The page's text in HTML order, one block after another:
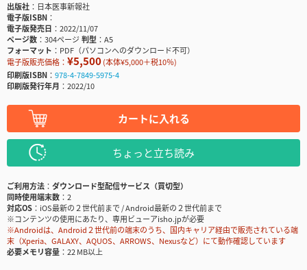
出版社
日本医事新報社
電子版ISBN
電子版発売日
2022/11/07
ページ数
304ページ判型
A5
フォーマット
PDF（パソコンへのダウンロード不可）
電子版販売価格： ¥5,500(本体¥5,000＋税10％)
印刷版ISBN
978-4-7849-5975-4
印刷版発行年月
2022/10
カートに入れる
ちょっと立ち読み
ご利用方法
ダウンロード型配信サービス（買切型）
同時使用端末数
2
対応OS
iOS最新の２世代前まで / Android最新の２世代前まで
※コンテンツの使用にあたり、専用ビューアisho.jpが必要
※Androidは、Android２世代前の端末のうち、国内キャリア経由で販売されている端
末（Xperia、GALAXY、AQUOS、ARROWS、Nexusなど）にて動作確認しています
必要メモリ容量
22 MB以上